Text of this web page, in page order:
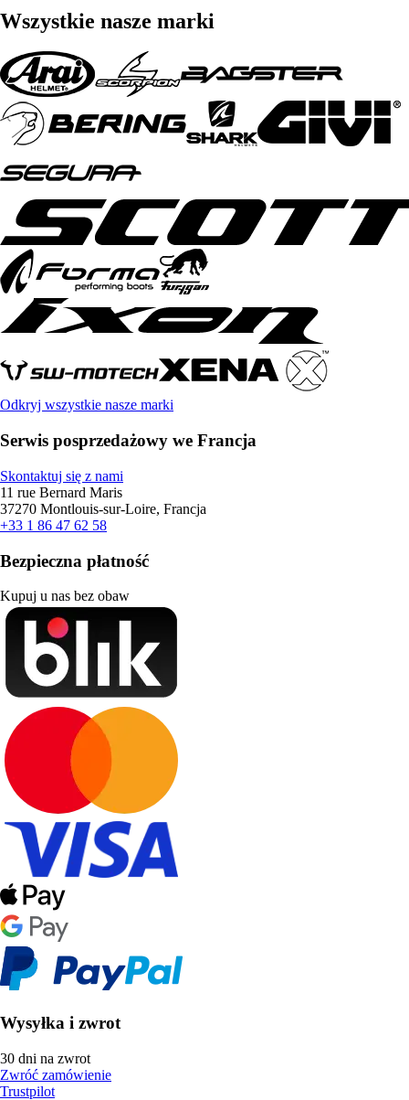
Wszystkie nasze marki
Odkryj wszystkie nasze marki
Serwis posprzedażowy we Francja
Skontaktuj się z nami
11 rue Bernard Maris
37270 Montlouis-sur-Loire, Francja
+33 1 86 47 62 58
Bezpieczna płatność
Kupuj u nas bez obaw
Wysyłka i zwrot
30 dni na zwrot
Zwróć zamówienie
Trustpilot